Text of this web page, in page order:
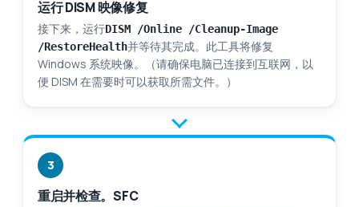
运行 DISM 映像修复
接下来，运行DISM /Online /Cleanup-Image
/RestoreHealth并等待其完成。此工具将修复
Windows 系统映像。（请确保电脑已连接到互联网，以
便 DISM 在需要时可以获取所需文件。）
3
重启并检查。SFC